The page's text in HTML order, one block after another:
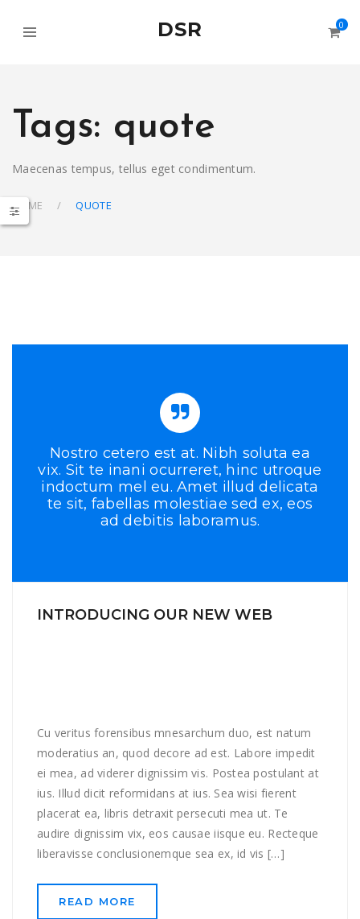
DSR 0
Tags: quote
Maecenas tempus, tellus eget condimentum.
HOME QUOTE
Nostro cetero est at. Nibh soluta ea
vix. Sit te inani ocurreret, hinc utroque
indoctum mel eu. Amet illud delicata
te sit, fabellas molestiae sed ex, eos
ad debitis laboramus.
INTRODUCING OUR NEW WEB
Cu veritus forensibus mnesarchum duo, est natum
moderatius an, quod decore ad est. Labore impedit
ei mea, ad viderer dignissim vis. Postea postulant at
ius. Illud dicit reformidans at ius. Sea wisi fierent
placerat ea, libris detraxit persecuti mea ut. Te
audire dignissim vix, eos causae iisque eu. Recteque
liberavisse conclusionemque sea ex, id vis […]
READ MORE